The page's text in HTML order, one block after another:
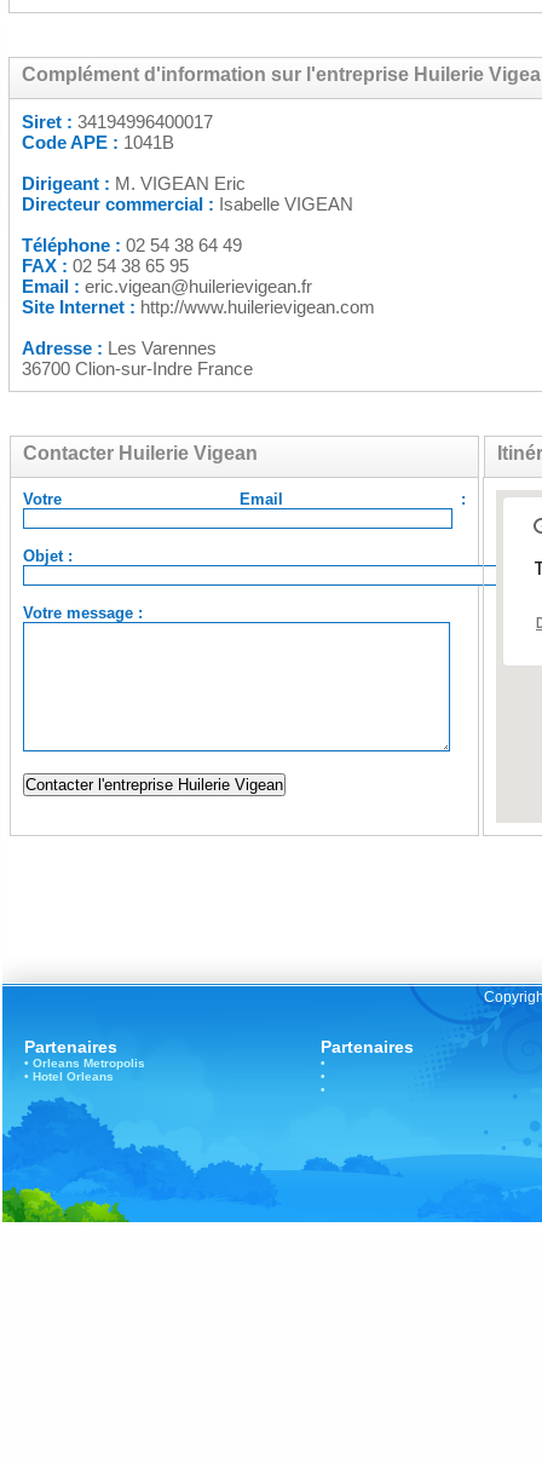
Complément d'information sur l'entreprise Huilerie
Siret : 34194996400017
Code APE : 1041B
Dirigeant : M. VIGEAN Eric
Directeur commercial : Isabelle VIGEAN
Téléphone : 02 54 38 64 49
FAX : 02 54 38 65 95
Email : eric.vigean@huilerievigean.fr
Site Internet : http://www.huilerievigean.com
Adresse : Les Varennes
36700 Clion-sur-Indre France
Contacter Huilerie Vigean
Votre Email :
Objet :
Votre message :
Partenaires
• Orleans Metropolis
• Hotel Orleans
Partenaires
•
•
•